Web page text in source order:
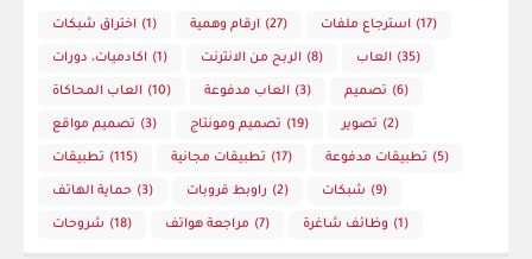
اختراق شبكات (1) ارقام وهمية (27) استرجاع ملفات (17)
اكادميات، دورات (1) الربح من الانترنت (8) العاب (35)
العاب المحاكاة (10) العاب مدفوعة (3) تصميم (6)
تصميم مواقع (3) تصميم ومونتاج (19) تصوير (2)
تطبيقات (115) تطبيقات مجانية (17) تطبيقات مدفوعة (5)
حماية الهاتف (3) راوبط قروبات (2) شبكات (9)
شروحات (18) مراجعة هواتف (7) وظائف شاغرة (1)